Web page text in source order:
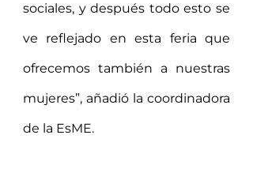
sociales, y después todo esto se
ve reflejado en esta feria que
ofrecemos también a nuestras
mujeres”, añadió la coordinadora
de la EsME.